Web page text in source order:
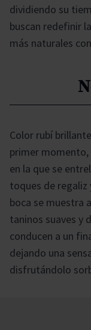
dividiendo su
buscan redefinir
más naturales
Color rubí
primer momento,
en la que se
toques de regaliz
boca se muestra
taninos suaves y
conducen a un
dejando una
disfrutándolo